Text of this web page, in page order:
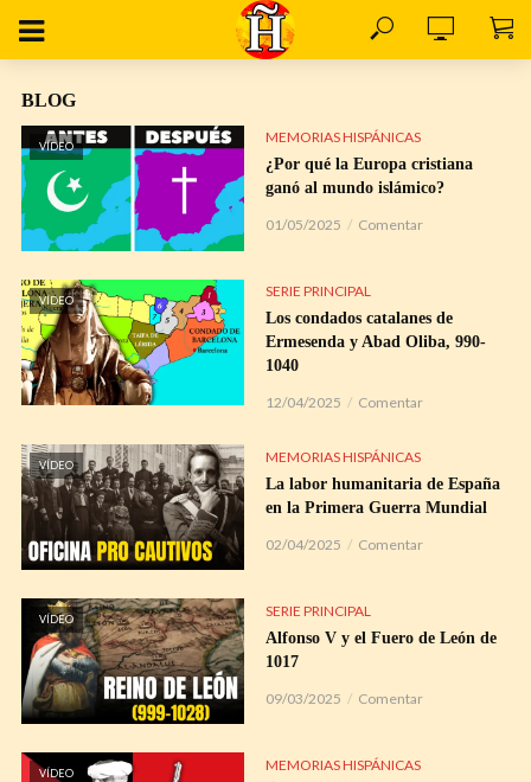
BLOG
VÍDEO
MEMORIAS HISPÁNICAS
¿Por qué la Europa cristiana
ganó al mundo islámico?
01/05/2025 Comentar
VÍDEO
SERIE PRINCIPAL
Los condados catalanes de
Ermesenda y Abad Oliba, 990-
1040
12/04/2025 Comentar
VÍDEO
MEMORIAS HISPÁNICAS
La labor humanitaria de España
en la Primera Guerra Mundial
02/04/2025 Comentar
VÍDEO
SERIE PRINCIPAL
Alfonso V y el Fuero de León de
1017
09/03/2025 Comentar
VÍDEO
MEMORIAS HISPÁNICAS